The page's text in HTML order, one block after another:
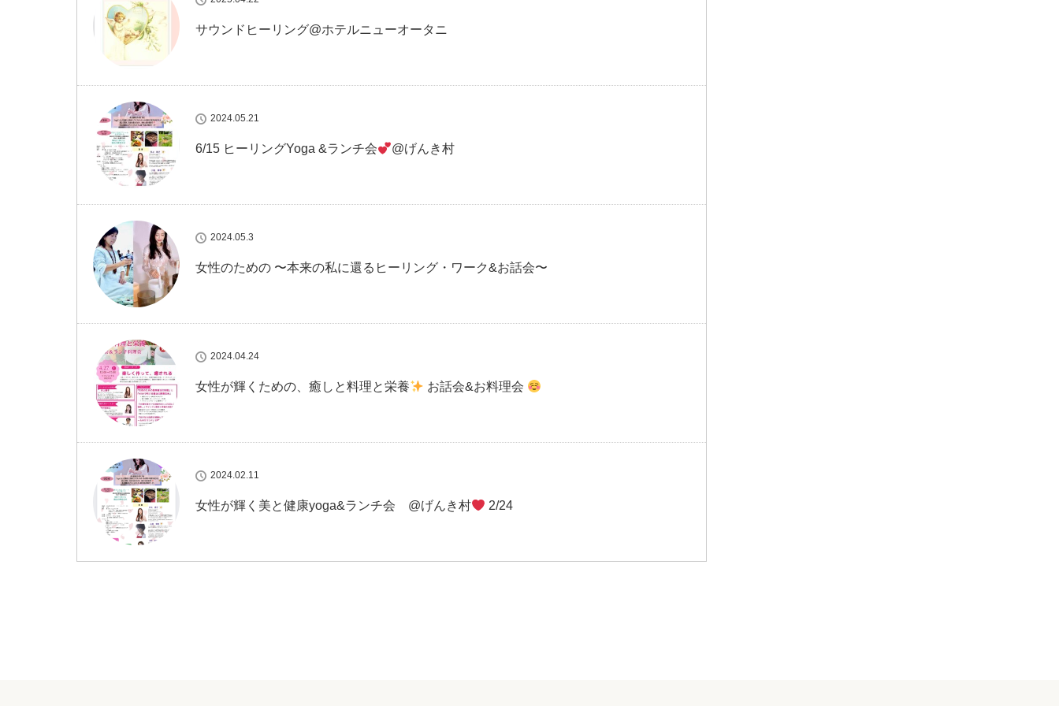
サウンドヒーリング@ホテルニューオータニ
2024.05.21
6/15 ヒーリングYoga &ランチ会 @げんき村
2024.05.3
女性のための 〜本来の私に還るヒーリング・ワーク&お話会〜
2024.04.24
女性が輝くための、癒しと料理と栄養 お話会&お料理会
2024.02.11
女性が輝く美と健康yoga&ランチ会 @げんき村 2/24